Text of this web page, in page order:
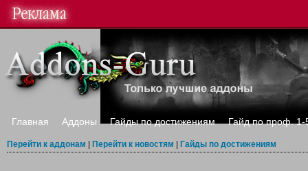
Главная Аддоны Гайды по достижениям Гайд по проф. 1-
Перейти к аддонам Перейти к новостям Гайды по достижениям